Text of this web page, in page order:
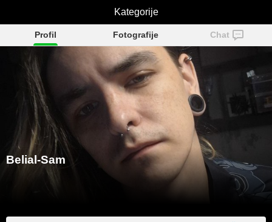
Belial-Sam
Profil Fotografije Chat
Belial-Sam
Kategorije